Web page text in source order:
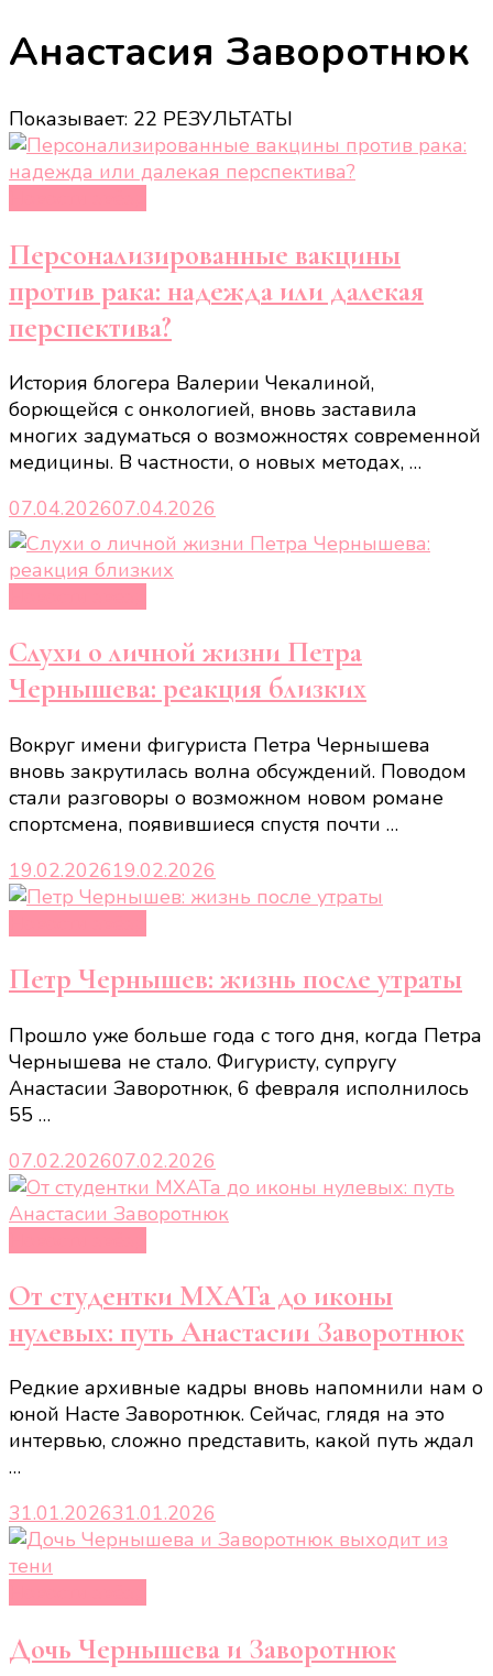
Анастасия Заворотнюк
Показывает: 22 РЕЗУЛЬТАТЫ
Персонализированные вакцины
против рака: надежда или далекая
перспектива?
История блогера Валерии Чекалиной,
борющейся с онкологией, вновь заставила
многих задуматься о возможностях современной
медицины. В частности, о новых методах, …
07.04.202607.04.2026
Слухи о личной жизни Петра
Чернышева: реакция близких
Вокруг имени фигуриста Петра Чернышева
вновь закрутилась волна обсуждений. Поводом
стали разговоры о возможном новом романе
спортсмена, появившиеся спустя почти …
19.02.202619.02.2026
Петр Чернышев: жизнь после утраты
Прошло уже больше года с того дня, когда Петра
Чернышева не стало. Фигуристу, супругу
Анастасии Заворотнюк, 6 февраля исполнилось
55 …
07.02.202607.02.2026
От студентки МХАТа до иконы
нулевых: путь Анастасии Заворотнюк
Редкие архивные кадры вновь напомнили нам о
юной Насте Заворотнюк. Сейчас, глядя на это
интервью, сложно представить, какой путь ждал
…
31.01.202631.01.2026
Дочь Чернышева и Заворотнюк